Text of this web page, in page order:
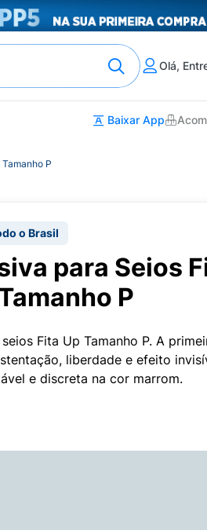
Olá,
Baixar App
P
o Brasil
para Seios
P
Fita Up Tamanho P. A
liberdade e efeito
e discreta na cor marrom.